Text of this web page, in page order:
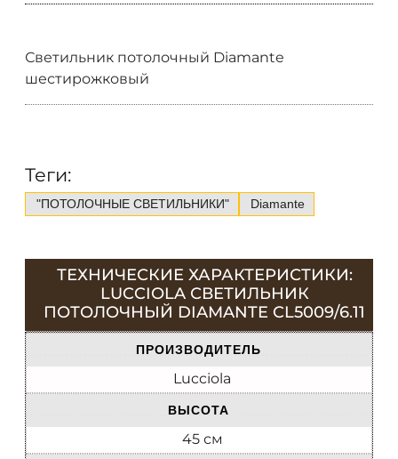
Светильник потолочный Diamante
шестирожковый
Теги:
"ПОТОЛОЧНЫЕ СВЕТИЛЬНИКИ" Diamante
ТЕХНИЧЕСКИЕ ХАРАКТЕРИСТИКИ:
LUCCIOLA СВЕТИЛЬНИК
ПОТОЛОЧНЫЙ DIAMANTE CL5009/6.11
ПРОИЗВОДИТЕЛЬ
Lucciola
ВЫСОТА
45 см